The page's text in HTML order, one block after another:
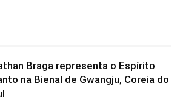
Braga representa o Espírito
na Bienal de Gwangju, Coreia do